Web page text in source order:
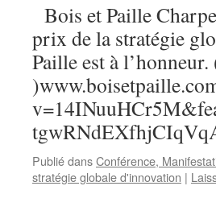
Bois et Paille
prix de la stratégie
Paille est à
Publié dansConférence,
stratégie globale d'innovation |